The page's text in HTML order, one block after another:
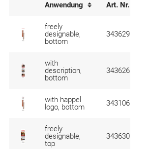
Anwendung Art. Nr.
freely
designable,
bottom
343629
with
description,
bottom
343626
with happel
logo, bottom
343106
freely
designable,
top
343630